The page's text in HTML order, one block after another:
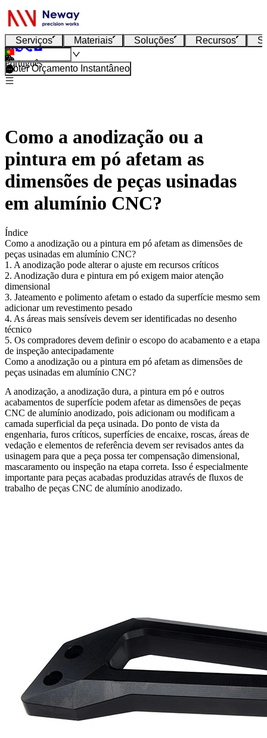
Serviços Materiais Soluções Recursos
Português
Obter Orçamento Instantâneo
Como a anodização ou a
pintura em pó afetam as
dimensões de peças usinadas
em alumínio CNC?
Índice
Como a anodização ou a pintura em pó afetam as dimensões de
peças usinadas em alumínio CNC?
1. A anodização pode alterar o ajuste em recursos críticos
2. Anodização dura e pintura em pó exigem maior atenção
dimensional
3. Jateamento e polimento afetam o estado da superfície mesmo sem
adicionar um revestimento pesado
4. As áreas mais sensíveis devem ser identificadas no desenho
técnico
5. Os compradores devem definir o escopo do acabamento e a etapa
de inspeção antecipadamente
Como a anodização ou a pintura em pó afetam as dimensões de
peças usinadas em alumínio CNC?
A anodização, a anodização dura, a pintura em pó e outros
acabamentos de superfície podem afetar as dimensões de peças
CNC de alumínio anodizado, pois adicionam ou modificam a
camada superficial da peça usinada. Do ponto de vista da
engenharia, furos críticos, superfícies de encaixe, roscas, áreas de
vedação e elementos de referência devem ser revisados antes da
usinagem para que a peça possa ter compensação dimensional,
mascaramento ou inspeção na etapa correta. Isso é especialmente
importante para peças acabadas produzidas através de fluxos de
trabalho de peças CNC de alumínio anodizado.